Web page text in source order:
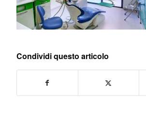
Condividi questo articolo